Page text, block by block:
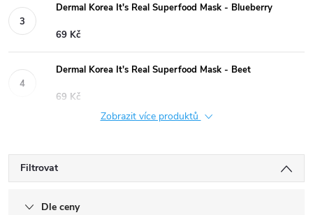
Dermal Korea It's Real Superfood Mask - Blueberry
69 Kč
Dermal Korea It's Real Superfood Mask - Beet
69 Kč
Zobrazit více produktů
Filtrovat
Dle ceny